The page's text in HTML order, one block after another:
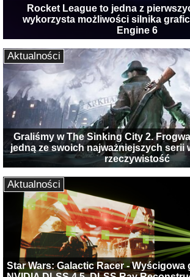
Rocket League to jedna z
wykorzysta możliwości silnika
Engine 6
Graliśmy w The Sinking City 2.
jedną ze swoich najważniejszych serii
rzeczywistość
Aktualności
Star Wars: Galactic Racer - Wyścigowa
Aktualności